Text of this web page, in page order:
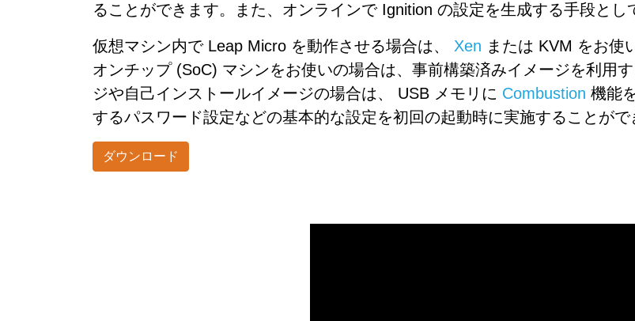
ることができます。また、オンラインで Ignition の設定を生成する手段とし
仮想マシン内で Leap Micro を動作させる場合は、 Xen または KVM をお使
オンチップ (SoC) マシンをお使いの場合は、事前構築済みイメージを利用
ジや自己インストールイメージの場合は、 USB メモリに Combustion 機能
するパスワード設定などの基本的な設定を初回の起動時に実施することがで
ダウンロード